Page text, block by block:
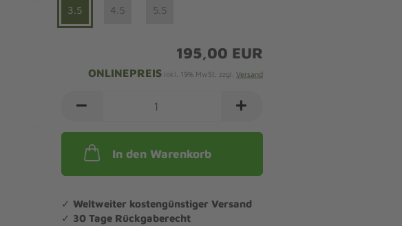
3.5 4.5 5.5
195,00 EUR
ONLINEPREISinkl. 19% MwSt. zzgl. Versand
In den Warenkorb
✓ Weltweiter kostengünstiger Versand
✓ 30 Tage Rückgaberecht